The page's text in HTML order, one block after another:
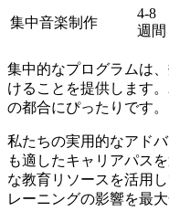
集中音楽制作
4-8
週間
集中的なプログラムは
けることを提供します
の都合にぴったりです。
私たちの実用的なアド
も適したキャリアパス
な教育リソースを活用
レーニングの影響を最大